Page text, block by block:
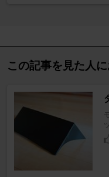
この記事を見た人